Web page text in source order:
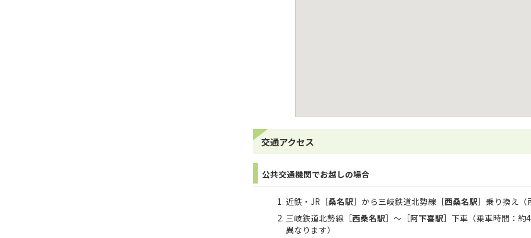
交通アクセス
公共交通機関でお越しの場合
近鉄・JR［桑名駅］から三岐鉄道北勢線［西桑名駅］乗り換え（
三岐鉄道北勢線［西桑名駅］～［阿下喜駅］下車（乗車時間：約
異なります）